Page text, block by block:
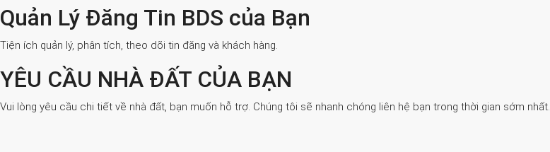
Quản Lý Đăng Tin BDS của Bạn
Tiện ích quản lý, phân tích, theo dõi tin đăng và khách hàng.
YÊU CẦU NHÀ ĐẤT CỦA BẠN
Vui lòng yêu cầu chi tiết về nhà đất, bạn muốn hỗ trợ. Chúng tôi sẽ nhanh chóng liên hệ bạn trong thời gian sớm nhất.